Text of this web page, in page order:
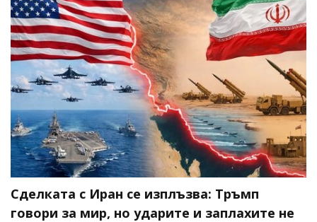
Сделката с Иран се изплъзва: Тръмп
говори за мир, но ударите и заплахите не